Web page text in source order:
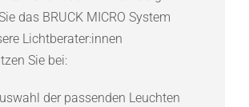
das BRUCK MICRO System
Lichtberater:innen
Sie bei:
der passenden Leuchten